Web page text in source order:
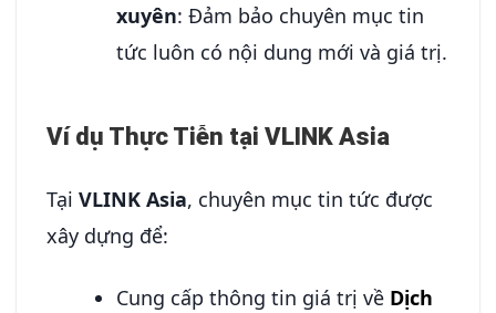
xuyên: Đảm bảo chuyên mục tin
tức luôn có nội dung mới và giá trị.
Ví dụ Thực Tiễn tại VLINK Asia
Tại VLINK Asia, chuyên mục tin tức được
xây dựng để:
Cung cấp thông tin giá trị về Dịch